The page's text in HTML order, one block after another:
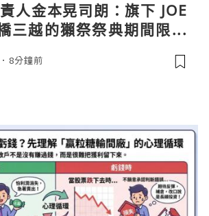
人金本晃司朗：旗下 JOE
三越的獺祭祭典期間限定
貴金属的東京銀器工匠一
8分鐘前